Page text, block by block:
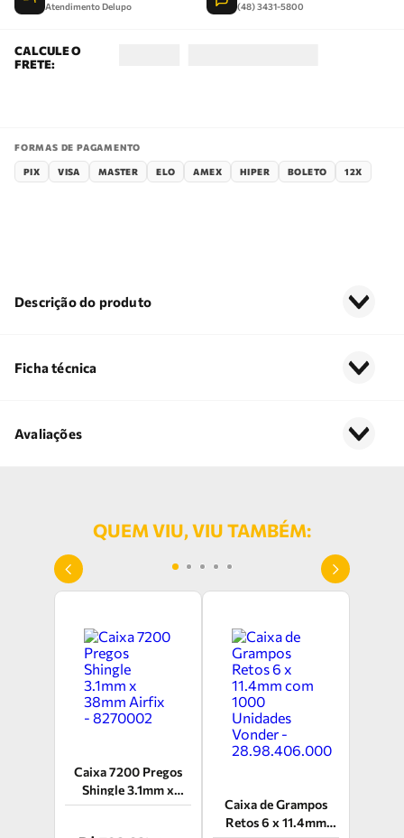
Atendimento Delupo (48) 3431-5800
FORMAS DE PAGAMENTO
PIX VISA MASTER ELO AMEX HIPER BOLETO 12X
Descrição do produto
Ficha técnica
Avaliações
QUEM VIU, VIU TAMBÉM:
Caixa 7200 Pregos
Shingle 3.1mm x
38mm Airfix -
Caixa de Grampos
Retos 6 x 11.4mm